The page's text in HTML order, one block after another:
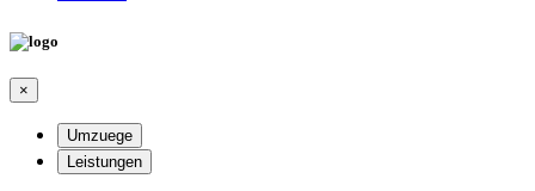
×
Umzuege
Leistungen